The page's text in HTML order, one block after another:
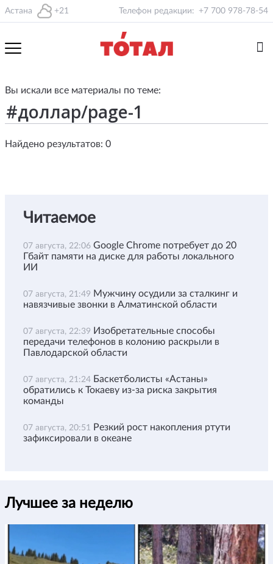
Астана +21 Телефон редакции: +7 700 978-78-54
Вы искали все материалы по теме:
Найдено результатов: 0
Читаемое
07 августа, 22:06 Google Chrome потребует до 20
Гбайт памяти на диске для работы локального
ИИ
07 августа, 21:49 Мужчину осудили за сталкинг и
навязчивые звонки в Алматинской области
07 августа, 22:39 Изобретательные способы
передачи телефонов в колонию раскрыли в
Павлодарской области
07 августа, 21:24 Баскетболисты «Астаны»
обратились к Токаеву из-за риска закрытия
команды
07 августа, 20:51 Резкий рост накопления ртути
зафиксировали в океане
Лучшее за неделю